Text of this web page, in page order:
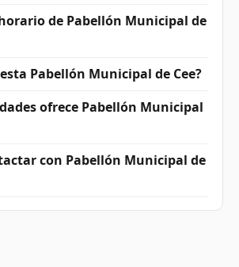
de Pabellón Municipal de
Pabellón Municipal de Cee?
ofrece Pabellón Municipal
con Pabellón Municipal de